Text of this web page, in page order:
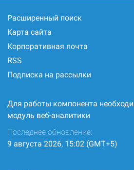
Расширенный поиск
Карта сайта
Корпоративная почта
RSS
Подписка на рассылки
Для работы компонента
модуль веб-аналитики
Последнее обновление:
9 августа 2026, 15:02 (GMT+5)